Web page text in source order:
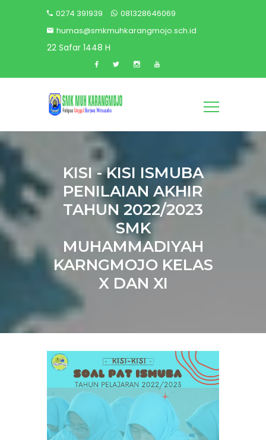
0274 391939
081328646069
humas@smkmuhkarangmojo.sch.id
22 Safar 1448 H
KISI - KISI ISMUBA
PENILAIAN AKHIR
TAHUN 2022/2023
SMK
MUHAMMADIYAH
KARNGMOJO KELAS
X DAN XI